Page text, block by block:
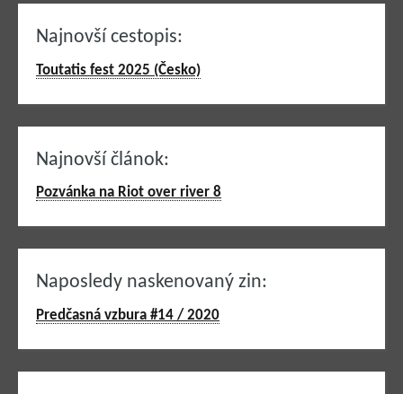
Najnovší cestopis:
Toutatis fest 2025 (Česko)
Najnovší článok:
Pozvánka na Riot over river 8
Naposledy naskenovaný zin:
Predčasná vzbura #14 / 2020